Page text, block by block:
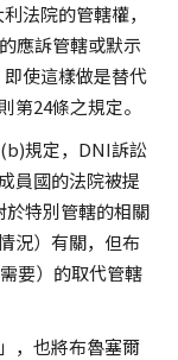
法院的管轄權，
應訴管轄或默示
使這樣做是替代
第24條之規定。
規定，DNI訴訟
員國的法院被提
於特別管轄的相關
況）有關，但布
要）的取代管轄
，也將布魯塞爾